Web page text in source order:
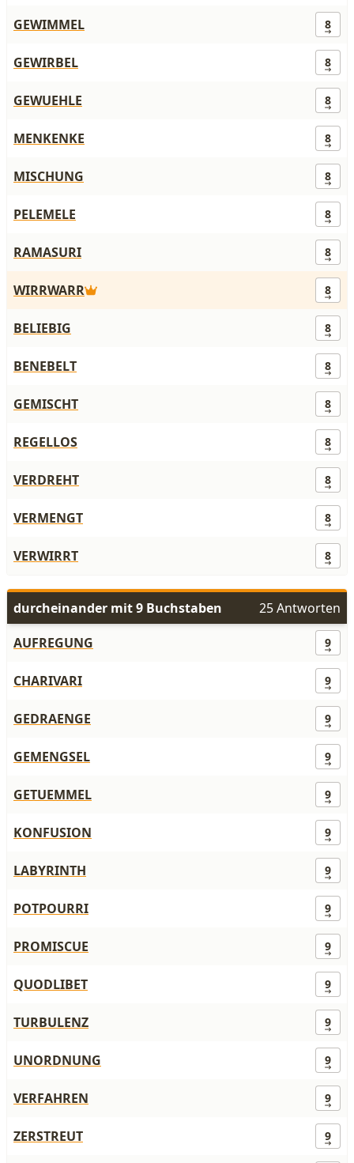
GEWIMMEL 8
GEWIRBEL 8
GEWUEHLE 8
MENKENKE 8
MISCHUNG 8
PELEMELE 8
RAMASURI 8
WIRRWARR 8
BELIEBIG 8
BENEBELT 8
GEMISCHT 8
REGELLOS 8
VERDREHT 8
VERMENGT 8
VERWIRRT 8
durcheinander mit 9 Buchstaben
25 Antworten
AUFREGUNG
9
CHARIVARI 9
GEDRAENGE 9
GEMENGSEL 9
GETUEMMEL 9
KONFUSION 9
LABYRINTH 9
POTPOURRI 9
PROMISCUE 9
QUODLIBET 9
TURBULENZ 9
UNORDNUNG 9
VERFAHREN 9
ZERSTREUT 9